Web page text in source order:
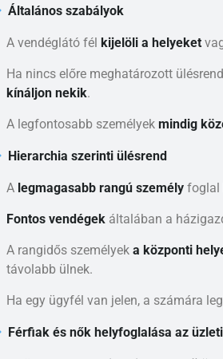
Általános szabályok
A vendéglátó fél kijelöli a helyeket
Ha nincs előre meghatározott
kínáljon nekik.
A legfontosabb személyek mindig
Hierarchia szerinti ülésrend
A legmagasabb rangú személy foglal
Fontos vendégek általában a
A rangidős személyek a központi
távolabb ülnek.
Ha egy ügyfél van jelen, a számára
Férfiak és nők helyfoglalása az